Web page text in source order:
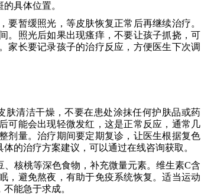
具体位置。
暂缓照光，等皮肤恢复正常后再继续治疗。
。照光后如果出现瘙痒，不要让孩子抓挠，可
家长要记录孩子的治疗反应，方便医生下次调
肤清洁干燥，不要在患处涂抹任何护肤品或药
可能会出现轻微发红，这是正常反应，通常几
剂量。治疗期间要定期复诊，让医生根据复色
的治疗方案建议，可以通过在线咨询获取。
核桃等深色食物，补充微量元素。维生素C含
，避免熬夜，有助于免疫系统恢复。适当运动
能急于求成。